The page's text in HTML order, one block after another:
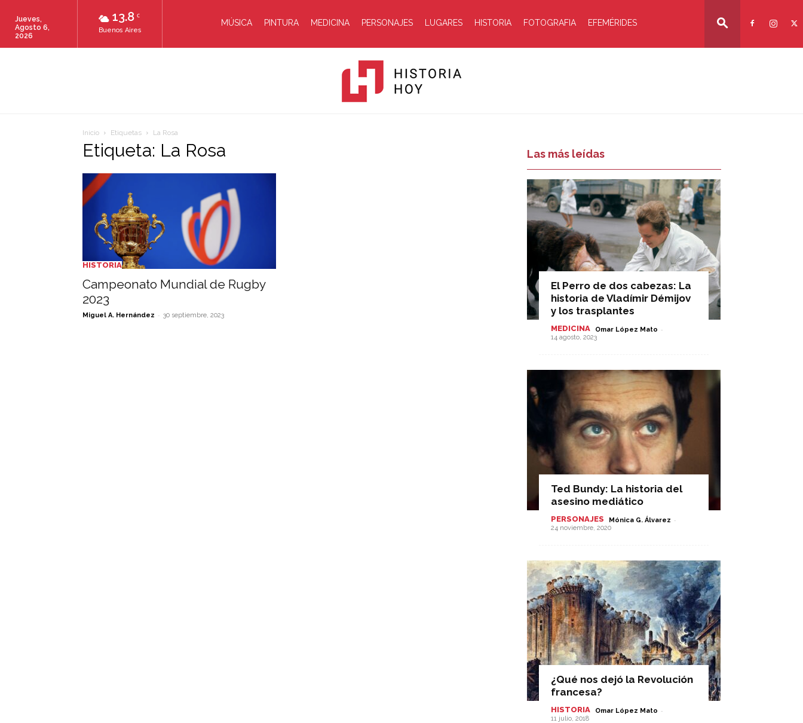
13.8 C
Buenos Aires
Jueves,
Agosto 6,
2026
MÚSICA PINTURA MEDICINA PERSONAJES LUGARES HISTORIA FOTOGRAFIA EFEMÉRIDES
Inicio Etiquetas La Rosa
Etiqueta: La Rosa
HISTORIA
Campeonato Mundial de Rugby
2023
Miguel A. Hernández - 30 septiembre, 2023
Las más leídas
El Perro de dos cabezas: La
historia de Vladímir Démijov
y los trasplantes
MEDICINA Omar López Mato -
14 agosto, 2023
Ted Bundy: La historia del
asesino mediático
PERSONAJES Mónica G. Álvarez -
24 noviembre, 2020
¿Qué nos dejó la Revolución
francesa?
HISTORIA Omar López Mato -
11 julio, 2018